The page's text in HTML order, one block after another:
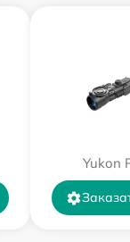
Yukon